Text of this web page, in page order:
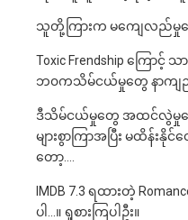
သူတို့ကြားက မကျေလည်မှု
Toxic Frendship ကြော
ဘ၀ကသိမ်ငယ်မှုတွေ နာကျည်
ဒီသိမ်ငယ်မှုတွေ အထင်လွဲမှုတွ
များစွာကြာအပြီး မထိန်း
တော့….
IMDB 7.3 ရထားတဲ့
ပါ…။ ရှုစားကြပါဦး။